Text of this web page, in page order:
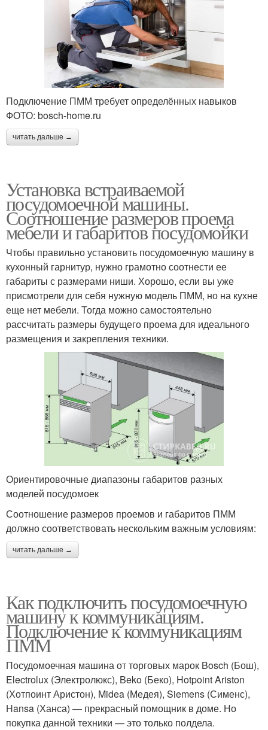
Подключение ПММ требует определённых навыков
ФОТО: bosch-home.ru
читать дальше →
Установка встраиваемой
посудомоечной машины.
Соотношение размеров проема
мебели и габаритов посудомойки
Чтобы правильно установить посудомоечную машину в
кухонный гарнитур, нужно грамотно соотнести ее
габариты с размерами ниши. Хорошо, если вы уже
присмотрели для себя нужную модель ПММ, но на кухне
еще нет мебели. Тогда можно самостоятельно
рассчитать размеры будущего проема для идеального
размещения и закрепления техники.
Ориентировочные диапазоны габаритов разных
моделей посудомоек
Соотношение размеров проемов и габаритов ПММ
должно соответствовать нескольким важным условиям:
читать дальше →
Как подключить посудомоечную
машину к коммуникациям.
Подключение к коммуникациям
ПММ
Посудомоечная машина от торговых марок Bosch (Бош),
Electrolux (Электролюкс), Beko (Беко), Hotpoint Ariston
(Хотпоинт Аристон), Midea (Медея), Siemens (Сименс),
Hansa (Ханса) — прекрасный помощник в доме. Но
покупка данной техники — это только полдела.